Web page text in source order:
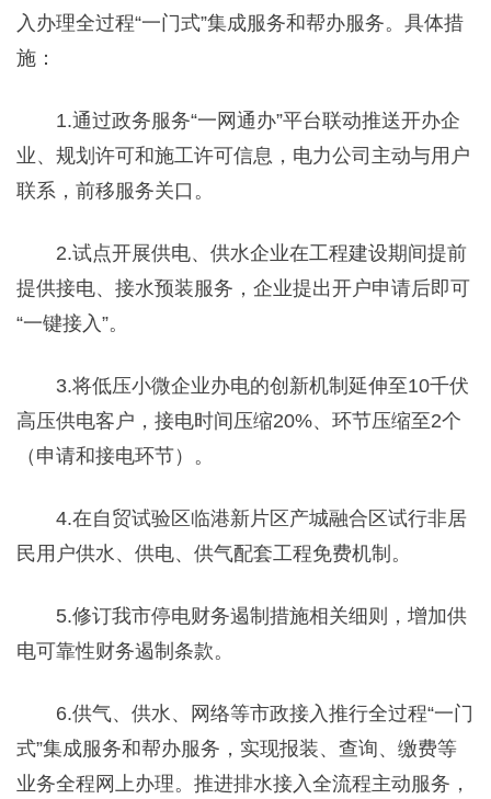
入办理全过程“一门式”集成服务和帮办服务。具体措
施：
1.通过政务服务“一网通办”平台联动推送开办企
业、规划许可和施工许可信息，电力公司主动与用户
联系，前移服务关口。
2.试点开展供电、供水企业在工程建设期间提前
提供接电、接水预装服务，企业提出开户申请后即可
“一键接入”。
3.将低压小微企业办电的创新机制延伸至10千伏
高压供电客户，接电时间压缩20%、环节压缩至2个
（申请和接电环节）。
4.在自贸试验区临港新片区产城融合区试行非居
民用户供水、供电、供气配套工程免费机制。
5.修订我市停电财务遏制措施相关细则，增加供
电可靠性财务遏制条款。
6.供气、供水、网络等市政接入推行全过程“一门
式”集成服务和帮办服务，实现报装、查询、缴费等
业务全程网上办理。推进排水接入全流程主动服务，